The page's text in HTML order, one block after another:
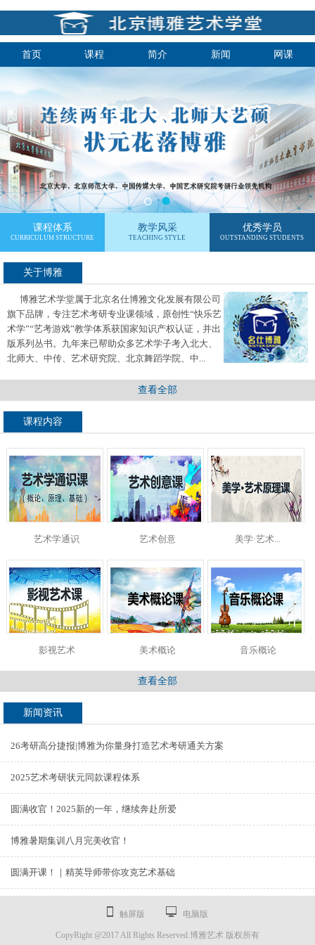
首页 课程 简介 新闻 网课
课程体系
CURRICULUM STRUCTURE
教学风采
TEACHING STYLE
优秀学员
OUTSTANDING STUDENTS
关于博雅
博雅艺术学堂属于北京名仕博雅文化发展有限公司
旗下品牌，专注艺术考研专业课领域，原创性“快乐艺
术学”“艺考游戏”教学体系获国家知识产权认证，并出
版系列丛书。九年来已帮助众多艺术学子考入北大、
北师大、中传、艺术研究院、北京舞蹈学院、中...
查看全部
课程内容
艺术学通识 艺术创意 美学·艺术...
影视艺术 美术概论 音乐概论
查看全部
新闻资讯
26考研高分捷报|博雅为你量身打造艺术考研通关方案
2025艺术考研状元同款课程体系
圆满收官！2025新的一年，继续奔赴所爱
博雅暑期集训八月完美收官！
圆满开课！｜精英导师带你攻克艺术基础
触屏版 电脑版
CopyRight @2017 All Rights Reserved.博雅艺术 版权所有